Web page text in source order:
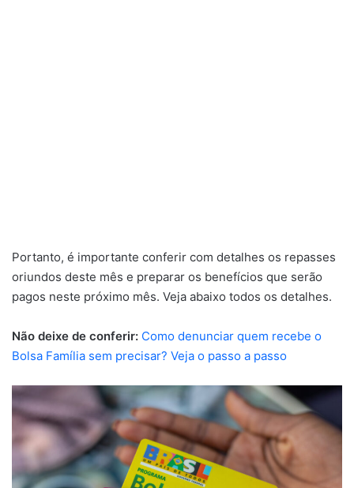
Portanto, é importante conferir com detalhes os repasses
oriundos deste mês e preparar os benefícios que serão
pagos neste próximo mês. Veja abaixo todos os detalhes.
Não deixe de conferir: Como denunciar quem recebe o
Bolsa Família sem precisar? Veja o passo a passo